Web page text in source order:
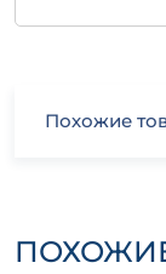
Похожие